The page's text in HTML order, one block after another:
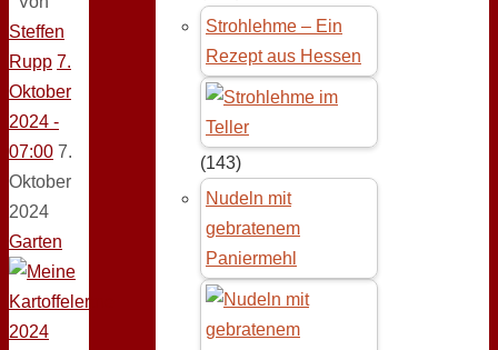
Steffen
Rupp 7.
Oktober
2024 -
07:00 7.
Oktober
2024
Garten
Strohlehme – Ein
Rezept aus Hessen
(143)
Nudeln mit
gebratenem
Paniermehl